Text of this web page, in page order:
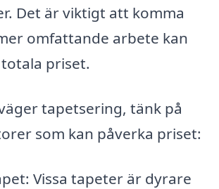
Det är viktigt att komma
omfattande arbete kan
priset.
tapetsering, tänk på
som kan påverka priset:
Vissa tapeter är dyrare